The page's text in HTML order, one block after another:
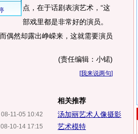
点，在于话剧表演艺术，“这
部戏里都是非常好的演员。
偶然却露出峥嵘来，这就需要演员
(责任编辑：小锘)
[我来说两句]
08-11-05 10:42
08-10-14 17:15
相关推荐
汤加丽艺术人像摄影
艺术模特